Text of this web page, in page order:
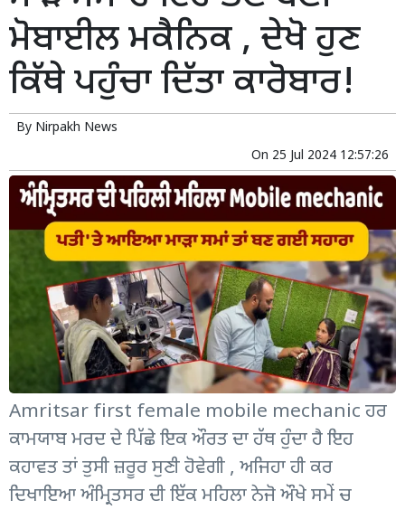
ਮੋਬਾਈਲ ਮਕੈਨਿਕ , ਦੇਖੋ ਹੁਣ
ਕਿੱਥੇ ਪਹੁੰਚਾ ਦਿੱਤਾ ਕਾਰੋਬਾਰ!
By Nirpakh News
On 25 Jul 2024 12:57:26
Amritsar first female mobile mechanic ਹਰ
ਕਾਮਯਾਬ ਮਰਦ ਦੇ ਪਿੱਛੇ ਇਕ ਔਰਤ ਦਾ ਹੱਥ ਹੁੰਦਾ ਹੈ ਇਹ
ਕਹਾਵਤ ਤਾਂ ਤੁਸੀ ਜ਼ਰੂਰ ਸੁਣੀ ਹੋਵੇਗੀ , ਅਜਿਹਾ ਹੀ ਕਰ
ਦਿਖਾਇਆ ਅੰਮ੍ਰਿਤਸਰ ਦੀ ਇੱਕ ਮਹਿਲਾ ਨੇਜੋ ਔਖੇ ਸਮੇਂ ਚ